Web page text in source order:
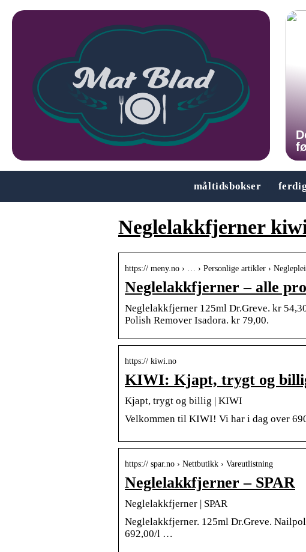
måltidsbokser
Neglelakkfjerner
https:// meny.no › … › Personlige artikler ›
Neglelakkfjerner – alle
Neglelakkfjerner 125ml Dr.Greve. kr
Polish Remover Isadora. kr 79,00.
https:// kiwi.no
KIWI: Kjapt, trygt og
Kjapt, trygt og billig | KIWI
Velkommen til KIWI! Vi har i dag over
https:// spar.no › Nettbutikk › Vareutlistning
Neglelakkfjerner – SPAR
Neglelakkfjerner | SPAR
Neglelakkfjerner. 125ml Dr.Greve.
692,00/l …